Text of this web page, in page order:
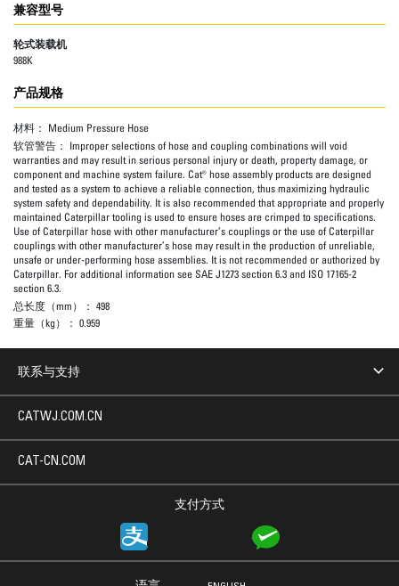
兼容型号
轮式装载机
988K
产品规格
材料： Medium Pressure Hose
软管警告： Improper selections of hose and coupling combinations will void
warranties and may result in serious personal injury or death, property damage, or
component and machine system failure. Cat® hose assembly products are designed
and tested as a system to achieve a reliable connection, thus maximizing hydraulic
system safety and dependability. It is also recommended that appropriate and properly
maintained Caterpillar tooling is used to ensure hoses are crimped to specifications.
Use of Caterpillar hose with other manufacturer’s couplings or the use of Caterpillar
couplings with other manufacturer’s hose may result in the production of unreliable,
unsafe or under-performing hose assemblies. It is not recommended or authorized by
Caterpillar. For additional information see SAE J1273 section 6.3 and ISO 17165-2
section 6.3.
总长度（mm）： 498
重量（kg）： 0.959
联系与支持
支付方式
CATWJ.COM.CN
CAT-CN.COM